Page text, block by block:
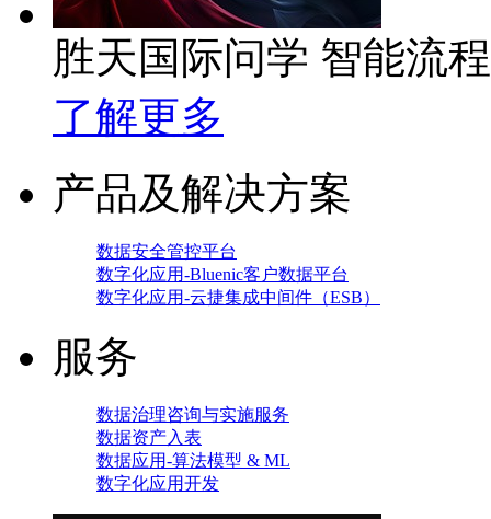
胜天国际问学 智能流
了解更多
产品及解决方案
数据安全管控平台
数字化应用-Bluenic客户数据平台
数字化应用-云捷集成中间件（ESB）
服务
数据治理咨询与实施服务
数据资产入表
数据应用-算法模型 & ML
数字化应用开发